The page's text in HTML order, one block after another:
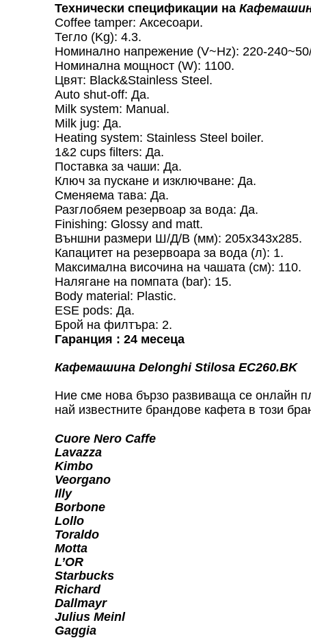
Технически спецификации на
Coffee tamper: Аксесоари.
Тегло (Kg): 4.3.
Номинално напрежение (V~Hz): 220-
Номинална мощност (W): 1100.
Цвят: Black&Stainless Steel.
Auto shut-off: Да.
Milk system: Manual.
Milk jug: Да.
Heating system: Stainless Steel boiler.
1&2 cups filters: Да.
Поставка за чаши: Да.
Ключ за пускане и изключване: Да.
Сменяема тава: Да.
Разглобяем резервоар за вода: Да.
Finishing: Glossy and matt.
Външни размери Ш/Д/В (мм): 205x343x285.
Капацитет на резервоара за вода (л): 1.
Максимална височина на чашата (см): 110.
Налягане на помпата (bar): 15.
Body material: Plastic.
ESE pods: Да.
Брой на филтъра: 2.
Гаранция : 24 месеца
Кафемашина Delonghi Stilosa EC260.BK
Ние сме нова бързо развиваща се онлайн
най известните брандове кафета в този
Cuore Nero Caffe
Lavazza
Kimbo
Veorgano
Illy
Borbone
Lollo
Toraldo
Motta
L’OR
Starbucks
Richard
Dallmayr
Julius Meinl
Gaggia